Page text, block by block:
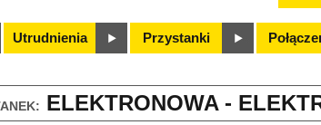
Utrudnienia Przystanki
ELEKTRONOWA -